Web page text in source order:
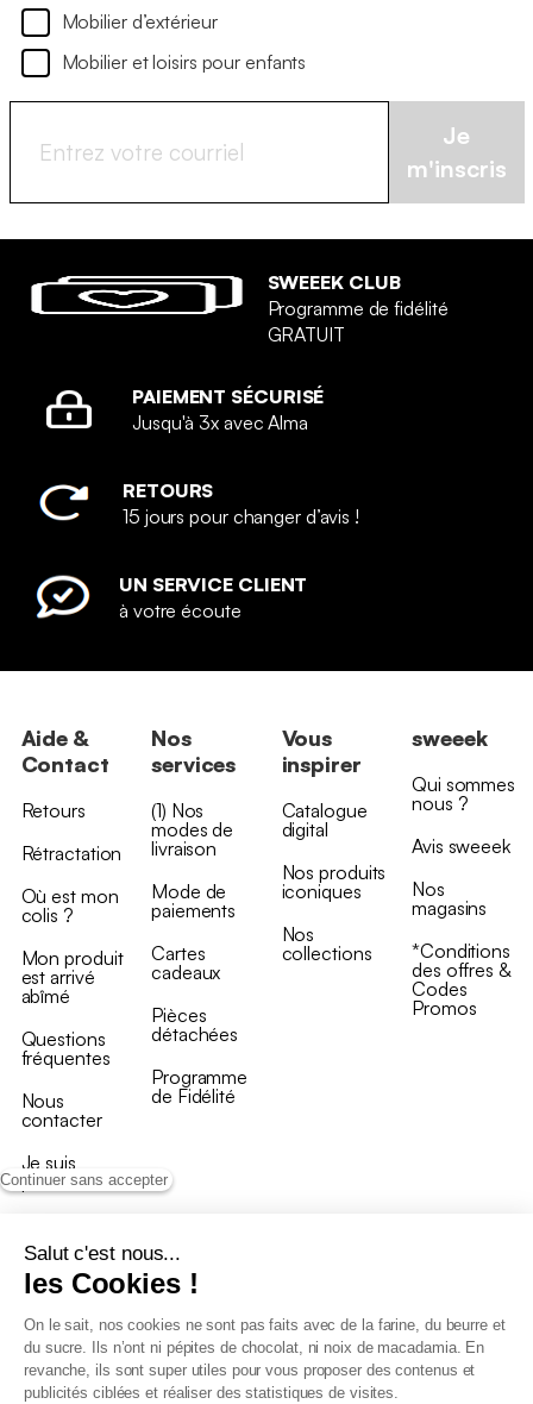
Continuer sans accepter
Salut c'est nous...
les Cookies !
On le sait, nos cookies ne sont pas faits avec de la farine, du beurre et
du sucre. Ils n’ont ni pépites de chocolat, ni noix de macadamia. En
revanche, ils sont super utiles pour vous proposer des contenus et
publicités ciblées et réaliser des statistiques de visites.
Mobilier d’extérieur
Mobilier et loisirs pour enfants
Je
m'inscris
SWEEEK CLUB
Programme de fidélité
GRATUIT
PAIEMENT SÉCURISÉ
Jusqu'à 3x avec Alma
RETOURS
15 jours pour changer d’avis !
UN SERVICE CLIENT
à votre écoute
Aide &
Contact
Retours
Rétractation
Où est mon
colis ?
Mon produit
est arrivé
abîmé
Questions
fréquentes
Nous
contacter
Je suis
professionnel
Nos
services
(1) Nos
modes de
livraison
Mode de
paiements
Cartes
cadeaux
Pièces
détachées
Programme
de Fidélité
Vous
inspirer
Catalogue
digital
Nos produits
iconiques
Nos
collections
sweeek
Qui sommes
nous ?
Avis sweeek
Nos
magasins
*Conditions
des offres &
Codes
Promos
Conditions générales de vente
Conditions générales du programme de fidélité
Charte de données personnelles